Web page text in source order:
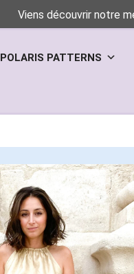
Viens découvrir notre
POLARIS PATTERNS